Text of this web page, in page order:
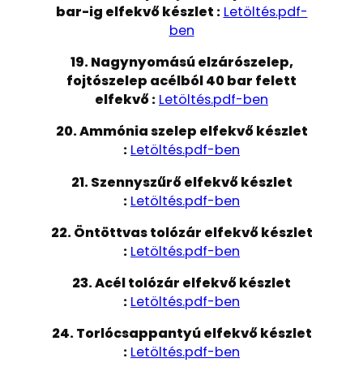
bar-ig elfekvő készlet : Letöltés.pdf-
ben
19. Nagynyomású elzárószelep,
fojtószelep acélból 40 bar felett
elfekvő : Letöltés.pdf-ben
20. Ammónia szelep elfekvő készlet
: Letöltés.pdf-ben
21. Szennyszűrő elfekvő készlet
: Letöltés.pdf-ben
22. Öntöttvas tolózár elfekvő készlet
: Letöltés.pdf-ben
23. Acél tolózár elfekvő készlet
: Letöltés.pdf-ben
24. Torlócsappantyú elfekvő készlet
: Letöltés.pdf-ben